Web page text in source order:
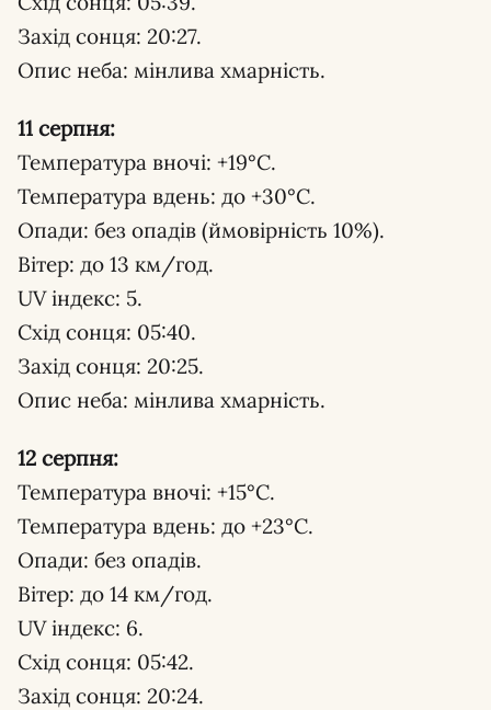
Захід сонця: 20:27.
Опис неба: мінлива хмарність.
11 серпня:
Температура вночі: +19°С.
Температура вдень: до +30°С.
Опади: без опадів (ймовірність 10%).
Вітер: до 13 км/год.
UV індекс: 5.
Схід сонця: 05:40.
Захід сонця: 20:25.
Опис неба: мінлива хмарність.
12 серпня:
Температура вночі: +15°С.
Температура вдень: до +23°С.
Опади: без опадів.
Вітер: до 14 км/год.
UV індекс: 6.
Схід сонця: 05:42.
Захід сонця: 20:24.